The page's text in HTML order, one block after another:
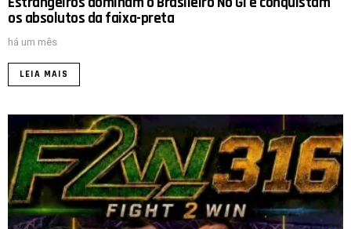
os absolutos da faixa-preta
há um mês
LEIA MAIS